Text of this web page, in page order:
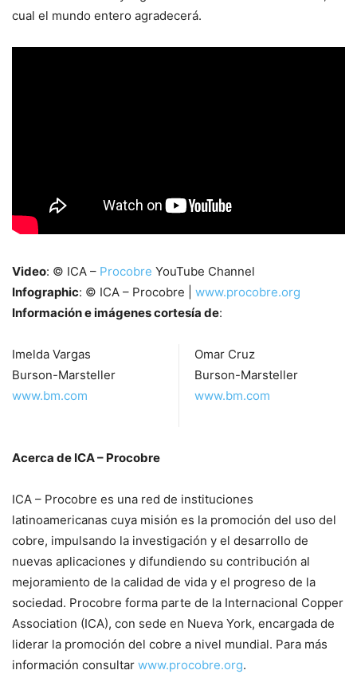
cual el mundo entero agradecerá.
Video: © ICA – Procobre YouTube Channel
Infographic: © ICA – Procobre | www.procobre.org
Información e imágenes cortesía de:
Imelda Vargas
Burson-Marsteller
www.bm.com
Omar Cruz
Burson-Marsteller
www.bm.com
Acerca de ICA – Procobre
ICA – Procobre es una red de instituciones
latinoamericanas cuya misión es la promoción del uso del
cobre, impulsando la investigación y el desarrollo de
nuevas aplicaciones y difundiendo su contribución al
mejoramiento de la calidad de vida y el progreso de la
sociedad. Procobre forma parte de la Internacional Copper
Association (ICA), con sede en Nueva York, encargada de
liderar la promoción del cobre a nivel mundial. Para más
información consultar www.procobre.org.